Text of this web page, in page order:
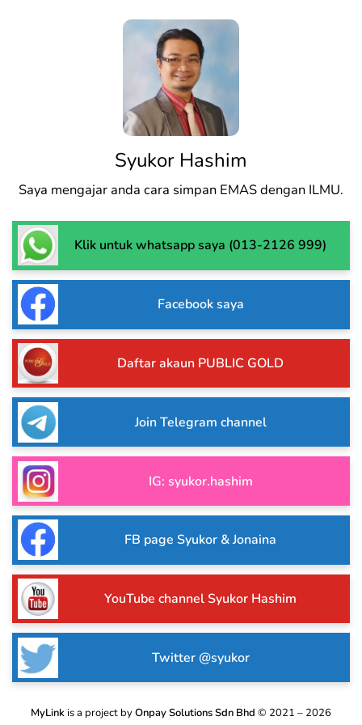
Syukor Hashim
Saya mengajar anda cara simpan EMAS dengan ILMU.
Klik untuk whatsapp saya (013-2126 999)
Facebook saya
Daftar akaun PUBLIC GOLD
Join Telegram channel
IG: syukor.hashim
FB page Syukor & Jonaina
YouTube channel Syukor Hashim
Twitter @syukor
MyLink is a project byOnpay Solutions Sdn Bhd © 2021 – 2026